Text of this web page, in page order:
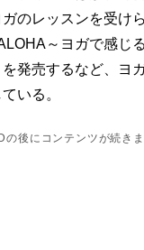
のレッスンを受け
～ヨガで感じ
発売するなど、ヨ
いる。
の後にコンテンツが続き